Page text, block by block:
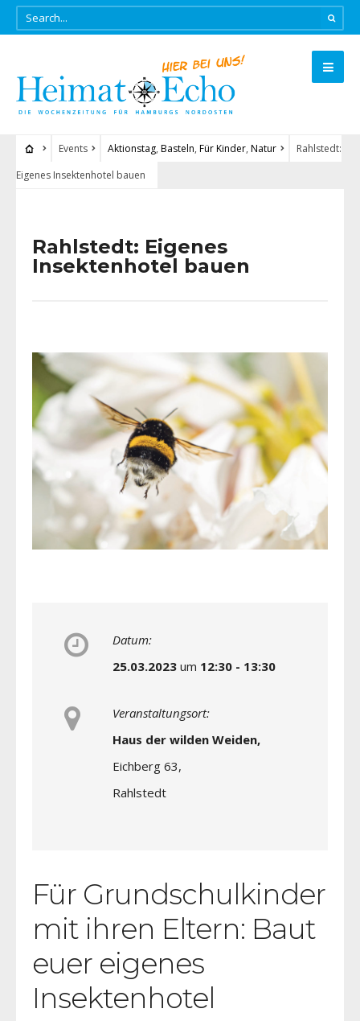
Events Aktionstag, Basteln, Für Kinder, Natur
Rahlstedt:
Eigenes Insektenhotel bauen
Rahlstedt: Eigenes
Insektenhotel bauen
Datum:
25.03.2023 um 12:30 - 13:30
Veranstaltungsort:
Haus der wilden Weiden,
Eichberg 63,
Rahlstedt
Für Grundschulkinder
mit ihren Eltern: Baut
euer eigenes
Insektenhotel